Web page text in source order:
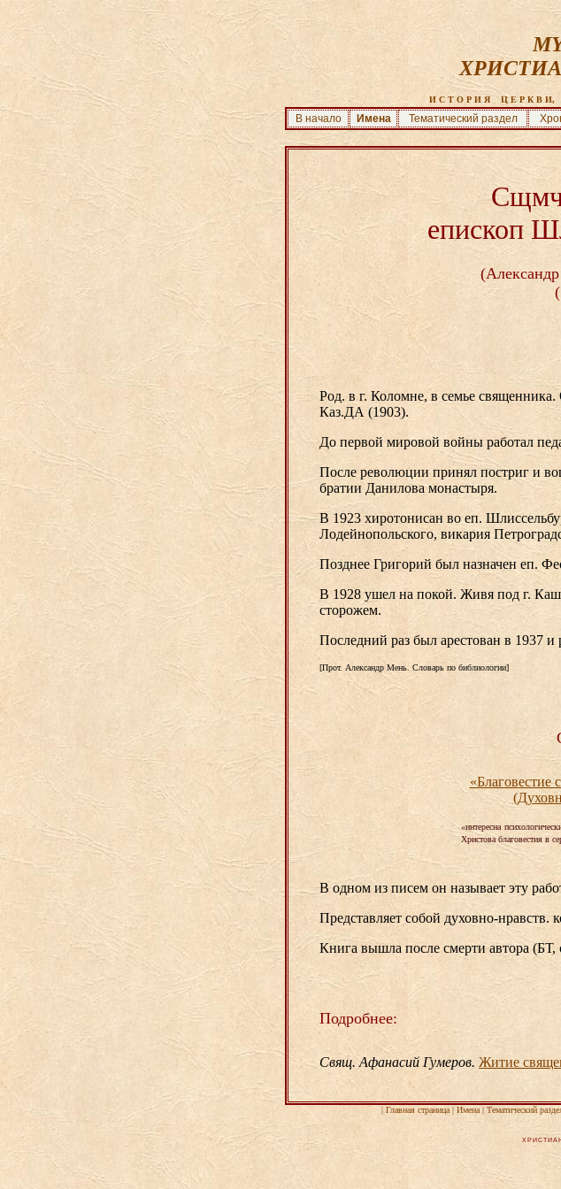
И С Т О Р И Я    Ц Е Р К В И,
В начало Имена Тематический раздел
епископ
Род. в г. Коломне, в семье
Каз.ДА (1903).
До первой мировой войны работал
После революции принял постриг и
братии Данилова монастыря.
В 1923 хиротонисан во еп.
Лодейнопольского, викария
Позднее Григорий был назначен еп.
В 1928 ушел на покой. Живя под г.
сторожем.
Последний раз был арестован в 1937 и
[Прот. Александр Мень. Словарь по библиологии]
«Благовестие
«интересна
Христова благовестия в
В одном из писем он называет эту
Представляет собой духовно-
Книга вышла после смерти автора (БТ,
Подробнее:
Свящ. Афанасий Гумеров. Житие
| Главная страница| Имена| Тематический